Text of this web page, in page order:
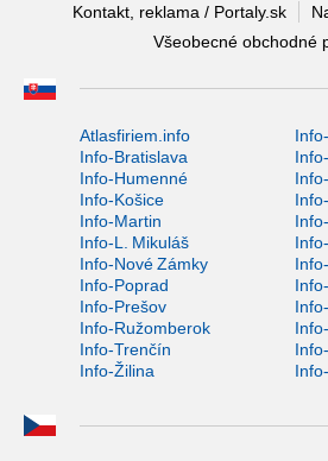
Kontakt, reklama / Portaly.sk
Všeobecné obchodné
Atlasfiriem.info
Info-Bratislava
Info-Humenné
Info-Košice
Info-Martin
Info-L. Mikuláš
Info-Nové Zámky
Info-Poprad
Info-Prešov
Info-Ružomberok
Info-Trenčín
Info-Žilina